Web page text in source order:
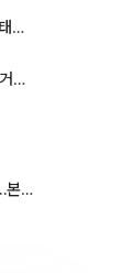
美 ‘232조 하이브리드 제재’ 임박…K-태양광, 불확실성 털고 날개 다나
'국책은행 3사' 직원들, 다음주 여의도 거리 나서는 까닭은
[베스트&워스트] 코스닥 10% 급반등…본느, 최대주주 변경 기대에 270% 폭등